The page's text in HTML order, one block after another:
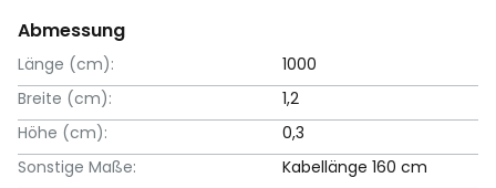
Abmessung
Länge (cm):
1000
Breite (cm):
1,2
Höhe (cm):
0,3
Sonstige Maße:
Kabellänge 160 cm